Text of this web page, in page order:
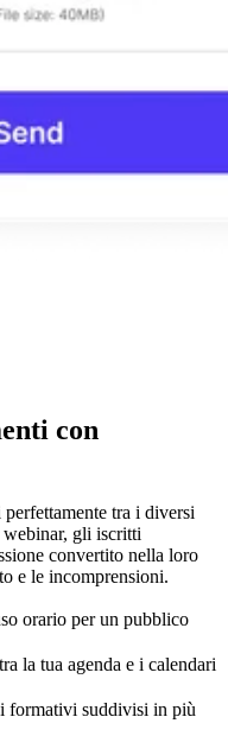
con
tra i diversi
gli iscritti
convertito nella loro
e le incomprensioni.
orario per un pubblico
la tua agenda e i calendari
formativi suddivisi in più